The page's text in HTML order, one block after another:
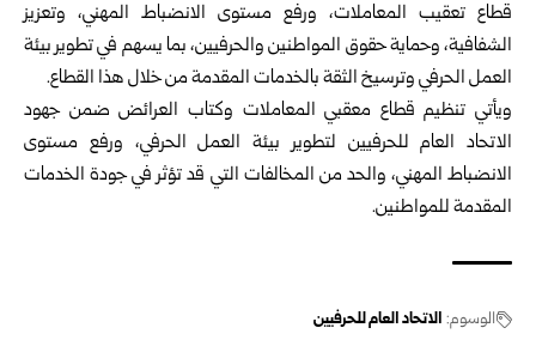
قطاع تعقيب المعاملات، ورفع مستوى الانضباط المهني، وتعزيز
الشفافية، وحماية حقوق المواطنين والحرفيين، بما يسهم في تطوير بيئة
العمل الحرفي وترسيخ الثقة بالخدمات المقدمة من خلال هذا القطاع.
ويأتي تنظيم قطاع معقبي المعاملات وكتاب العرائض ضمن جهود
الاتحاد العام للحرفيين لتطوير بيئة العمل الحرفي، ورفع مستوى
الانضباط المهني، والحد من المخالفات التي قد تؤثر في جودة الخدمات
المقدمة للمواطنين.
الوسوم: الاتحاد العام للحرفيين